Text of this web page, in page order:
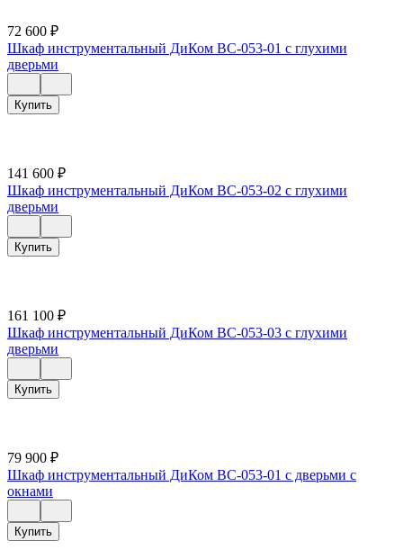
72 600 ₽
Шкаф инструментальный ДиКом ВС-053-01 с глухими
дверьми
Купить
141 600 ₽
Шкаф инструментальный ДиКом ВС-053-02 с глухими
дверьми
Купить
161 100 ₽
Шкаф инструментальный ДиКом ВС-053-03 с глухими
дверьми
Купить
79 900 ₽
Шкаф инструментальный ДиКом ВС-053-01 с дверьми с
окнами
Купить